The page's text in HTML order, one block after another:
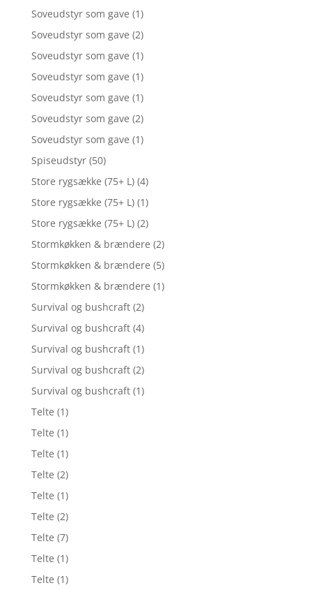
Soveudstyr som gave (1)
Soveudstyr som gave (2)
Soveudstyr som gave (1)
Soveudstyr som gave (1)
Soveudstyr som gave (1)
Soveudstyr som gave (2)
Soveudstyr som gave (1)
Spiseudstyr (50)
Store rygsække (75+ L) (4)
Store rygsække (75+ L) (1)
Store rygsække (75+ L) (2)
Stormkøkken & brændere (2)
Stormkøkken & brændere (5)
Stormkøkken & brændere (1)
Survival og bushcraft (2)
Survival og bushcraft (4)
Survival og bushcraft (1)
Survival og bushcraft (2)
Survival og bushcraft (1)
Telte (1)
Telte (1)
Telte (1)
Telte (2)
Telte (1)
Telte (2)
Telte (7)
Telte (1)
Telte (1)